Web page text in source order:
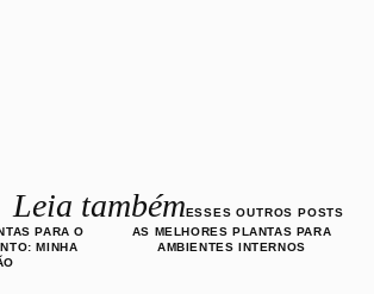
Leia tambémESSES OUTROS POSTS
PARA O
MINHA
AS MELHORES PLANTAS PARA
AMBIENTES INTERNOS